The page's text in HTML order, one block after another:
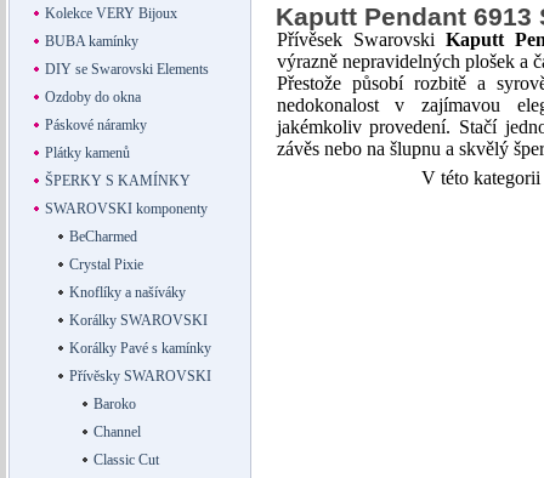
Kolekce VERY Bijoux
BUBA kamínky
DIY se Swarovski Elements
Ozdoby do okna
Páskové náramky
Plátky kamenů
ŠPERKY S KAMÍNKY
SWAROVSKI komponenty
BeCharmed
Crystal Pixie
Knoflíky a našíváky
Korálky SWAROVSKI
Korálky Pavé s kamínky
Přívěsky SWAROVSKI
Baroko
Channel
Classic Cut
Kaputt Pendant
Přívěsek Swarovski Kaputt
výrazně nepravidelných plošek a
Přestože působí rozbitě a
nedokonalost v zajímavou
jakémkoliv provedení. Stačí
závěs nebo na šlupnu a skvělý
V této kategorii